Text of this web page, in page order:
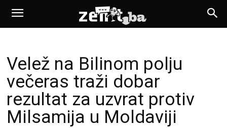
Velež na Bilinom polju
večeras traži dobar
rezultat za uzvrat protiv
Milsamija u Moldaviji